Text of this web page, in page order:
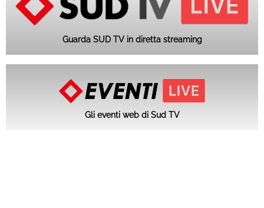
Guarda SUD TV in diretta streaming
Gli eventi web di Sud TV